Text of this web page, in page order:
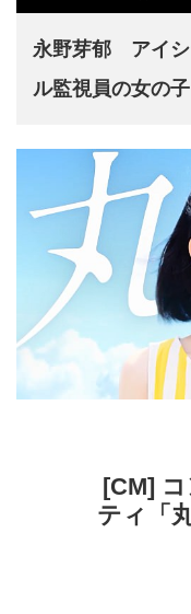
永野芽郁 アイシ
ル監視員の女の子
[CM]
ティ「